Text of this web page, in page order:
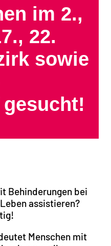
im 2.,
22.
sowie
Behinderungen bei
assistieren?
Menschen mit